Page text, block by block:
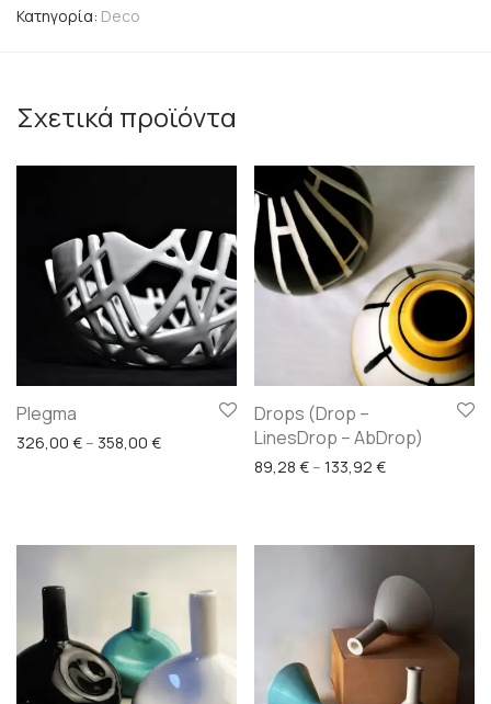
Κατηγορία: Deco
Σχετικά προϊόντα
Plegma
326,00 € – 358,00 €Price range: 326,00 € through 358,00 €
Drops (Drop –
LinesDrop – AbDrop)
89,28 € – 133,92 €Price range: